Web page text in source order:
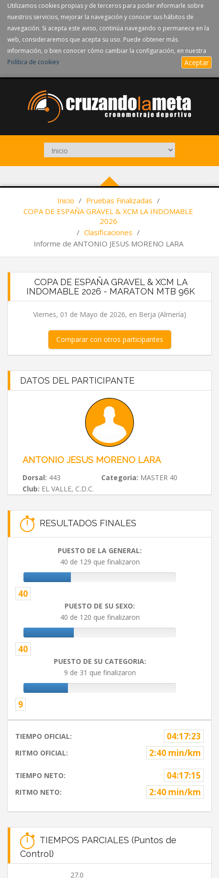
Utilizamos cookies propias y de terceros para poder informarle sobre
nuestros servicios, mejorar la navegación y conocer sus hábitos de
navegación. Si acepta este aviso, continúa navegando o permanece en la
web, consideraremos que acepta su uso. Puede obtener más
información, o bien conocer cómo cambiar la configuración, en nuestra
Política de cookies. Aceptar
Inicio / Pruebas Finalizadas /
COPA DE ESPAÑA GRAVEL & XCM LA INDOMABLE
2026
/ Clasificaciones /
Informe de ANTONIO JESUS MORENO LARA
COPA DE ESPAÑA GRAVEL & XCM LA
INDOMABLE 2026 - MARATON MTB 96K
Viernes, 01 de Mayo de 2026, en Berja (Almería)
Comparar con otros participantes
DATOS DEL PARTICIPANTE
ANTONIO JESUS MORENO LARA
Dorsal: 443 Categoria: MASTER 40
Club: EL VALLE, C.D.C.
RESULTADOS FINALES
PUESTO DE LA GENERAL:
40 de 129 que finalizaron
40
PUESTO DE SU SEXO:
40 de 120 que finalizaron
40
PUESTO DE SU CATEGORIA:
9 de 31 que finalizaron
9
TIEMPO OFICIAL: 04:17:23
RITMO OFICIAL: 2:40 min/km
TIEMPO NETO: 04:17:15
RITMO NETO: 2:40 min/km
TIEMPOS PARCIALES (Puntos de
Control)
27.0